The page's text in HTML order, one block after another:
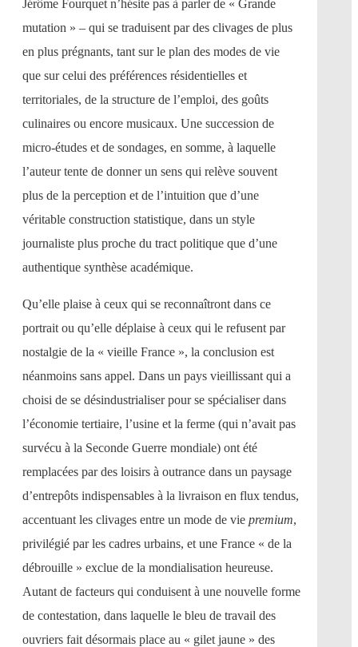
Jérôme Fourquet n’hésite pas à parler de « Grande
mutation » – qui se traduisent par des clivages de plus
en plus prégnants, tant sur le plan des modes de vie
que sur celui des préférences résidentielles et
territoriales, de la structure de l’emploi, des goûts
culinaires ou encore musicaux. Une succession de
micro-études et de sondages, en somme, à laquelle
l’auteur tente de donner un sens qui relève souvent
plus de la perception et de l’intuition que d’une
véritable construction statistique, dans un style
journaliste plus proche du tract politique que d’une
authentique synthèse académique.
Qu’elle plaise à ceux qui se reconnaîtront dans ce
portrait ou qu’elle déplaise à ceux qui le refusent par
nostalgie de la « vieille France », la conclusion est
néanmoins sans appel. Dans un pays vieillissant qui a
choisi de se désindustrialiser pour se spécialiser dans
l’économie tertiaire, l’usine et la ferme (qui n’avait pas
survécu à la Seconde Guerre mondiale) ont été
remplacées par des loisirs à outrance dans un paysage
d’entrepôts indispensables à la livraison en flux tendus,
accentuant les clivages entre un mode de vie premium,
privilégié par les cadres urbains, et une France « de la
débrouille » exclue de la mondialisation heureuse.
Autant de facteurs qui conduisent à une nouvelle forme
de contestation, dans laquelle le bleu de travail des
ouvriers fait désormais place au « gilet jaune » des